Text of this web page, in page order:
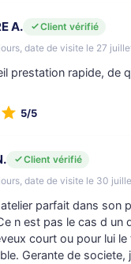
A.
Client vérifié
date de visite le 27
prestation rapide, de
5/5
Client vérifié
date de visite le 30
parfait dans son
n est pas le cas d un
court ou pour lui le
Gerante de societe,